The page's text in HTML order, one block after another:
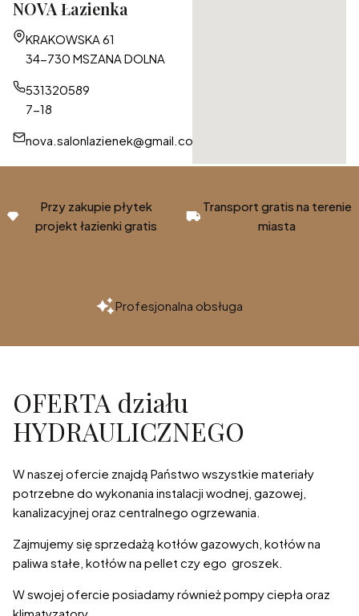
NOVA Łazienka
Adres:
KRAKOWSKA 61
34-730 MSZANA DOLNA
531320589
7-18
nova.salonlazienek@gmail.com
Przy zakupie płytek
projekt łazienki gratis
Transport gratis na terenie
miasta
Profesjonalna obsługa
OFERTA działu
HYDRAULICZNEGO
W naszej ofercie znajdą Państwo wszystkie materiały
potrzebne do wykonania instalacji wodnej, gazowej,
kanalizacyjnej oraz centralnego ogrzewania.
Zajmujemy się sprzedażą kotłów gazowych, kotłów na
paliwa stałe, kotłów na pellet czy ego groszek.
W swojej ofercie posiadamy również pompy ciepła oraz